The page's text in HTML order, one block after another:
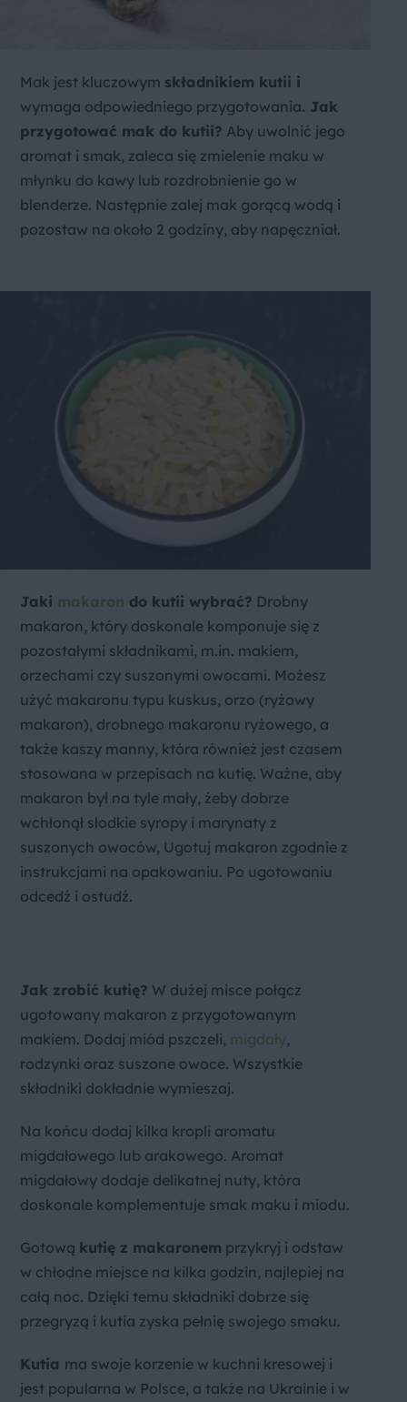
Mak jest kluczowym składnikiem kutii i
wymaga odpowiedniego przygotowania. Jak
przygotować mak do kutii? Aby uwolnić jego
aromat i smak, zaleca się zmielenie maku w
młynku do kawy lub rozdrobnienie go w
blenderze. Następnie zalej mak gorącą wodą i
pozostaw na około 2 godziny, aby napęczniał.
Jaki makaron do kutii wybrać? Drobny
makaron, który doskonale komponuje się z
pozostałymi składnikami, m.in. makiem,
orzechami czy suszonymi owocami. Możesz
użyć makaronu typu kuskus, orzo (ryżowy
makaron), drobnego makaronu ryżowego, a
także kaszy manny, która również jest czasem
stosowana w przepisach na kutię. Ważne, aby
makaron był na tyle mały, żeby dobrze
wchłonął słodkie syropy i marynaty z
suszonych owoców, Ugotuj makaron zgodnie z
instrukcjami na opakowaniu. Po ugotowaniu
odcedź i ostudź.
Jak zrobić kutię? W dużej misce połącz
ugotowany makaron z przygotowanym
makiem. Dodaj miód pszczeli, migdały,
rodzynki oraz suszone owoce. Wszystkie
składniki dokładnie wymieszaj.
Na końcu dodaj kilka kropli aromatu
migdałowego lub arakowego. Aromat
migdałowy dodaje delikatnej nuty, która
doskonale komplementuje smak maku i miodu.
Gotową kutię z makaronem przykryj i odstaw
w chłodne miejsce na kilka godzin, najlepiej na
całą noc. Dzięki temu składniki dobrze się
przegryzą i kutia zyska pełnię swojego smaku.
Kutia ma swoje korzenie w kuchni kresowej i
jest popularna w Polsce, a także na Ukrainie i w